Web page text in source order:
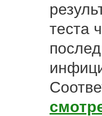
теста